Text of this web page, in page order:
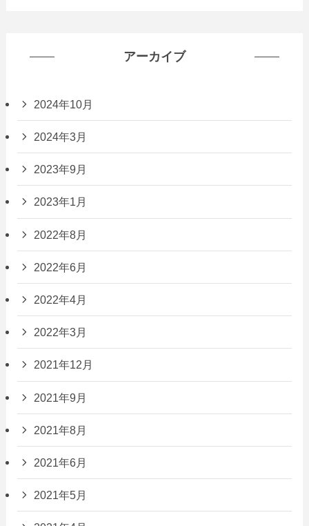
アーカイブ
2024年10月
2024年3月
2023年9月
2023年1月
2022年8月
2022年6月
2022年4月
2022年3月
2021年12月
2021年9月
2021年8月
2021年6月
2021年5月